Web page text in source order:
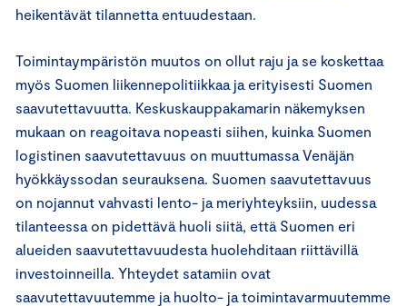
heikentävät tilannetta entuudestaan.
Toimintaympäristön muutos on ollut raju ja se koskettaa
myös Suomen liikennepolitiikkaa ja erityisesti Suomen
saavutettavuutta. Keskuskauppakamarin näkemyksen
mukaan on reagoitava nopeasti siihen, kuinka Suomen
logistinen saavutettavuus on muuttumassa Venäjän
hyökkäyssodan seurauksena. Suomen saavutettavuus
on nojannut vahvasti lento- ja meriyhteyksiin, uudessa
tilanteessa on pidettävä huoli siitä, että Suomen eri
alueiden saavutettavuudesta huolehditaan riittävillä
investoinneilla. Yhteydet satamiin ovat
saavutettavuutemme ja huolto- ja toimintavarmuutemme